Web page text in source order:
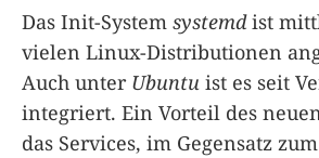
Das Init-System systemdist
vielen Linux-Distributionen
Auch unter Ubuntu ist es seit
integriert. Ein Vorteil des
das Services, im Gegensatz